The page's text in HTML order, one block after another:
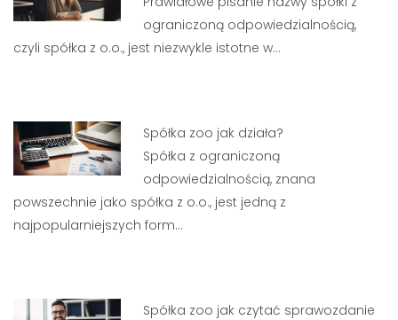
ograniczoną odpowiedzialnością,
czyli spółka z o.o., jest niezwykle istotne w…
Spółka zoo jak działa?
Spółka z ograniczoną
odpowiedzialnością, znana
powszechnie jako spółka z o.o., jest jedną z
najpopularniejszych form…
Spółka zoo jak czytać sprawozdanie